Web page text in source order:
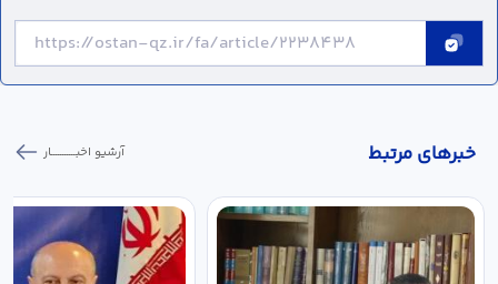
خبر‌های مرتبط آرشیو اخبـــــــــــار